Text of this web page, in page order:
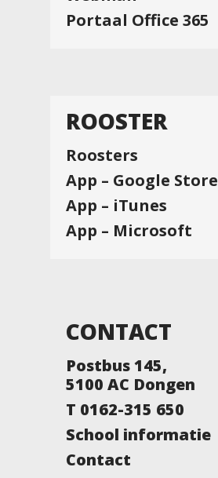
Portaal Office 365
ROOSTER
Roosters
App – Google Store
App – iTunes
App – Microsoft
CONTACT
Postbus 145,
5100 AC Dongen
T 0162-315 650
School informatie
Contact